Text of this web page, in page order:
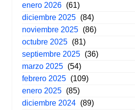
enero 2026 (61)
diciembre 2025 (84)
noviembre 2025 (86)
octubre 2025 (81)
septiembre 2025 (36)
marzo 2025 (54)
febrero 2025 (109)
enero 2025 (85)
diciembre 2024 (89)